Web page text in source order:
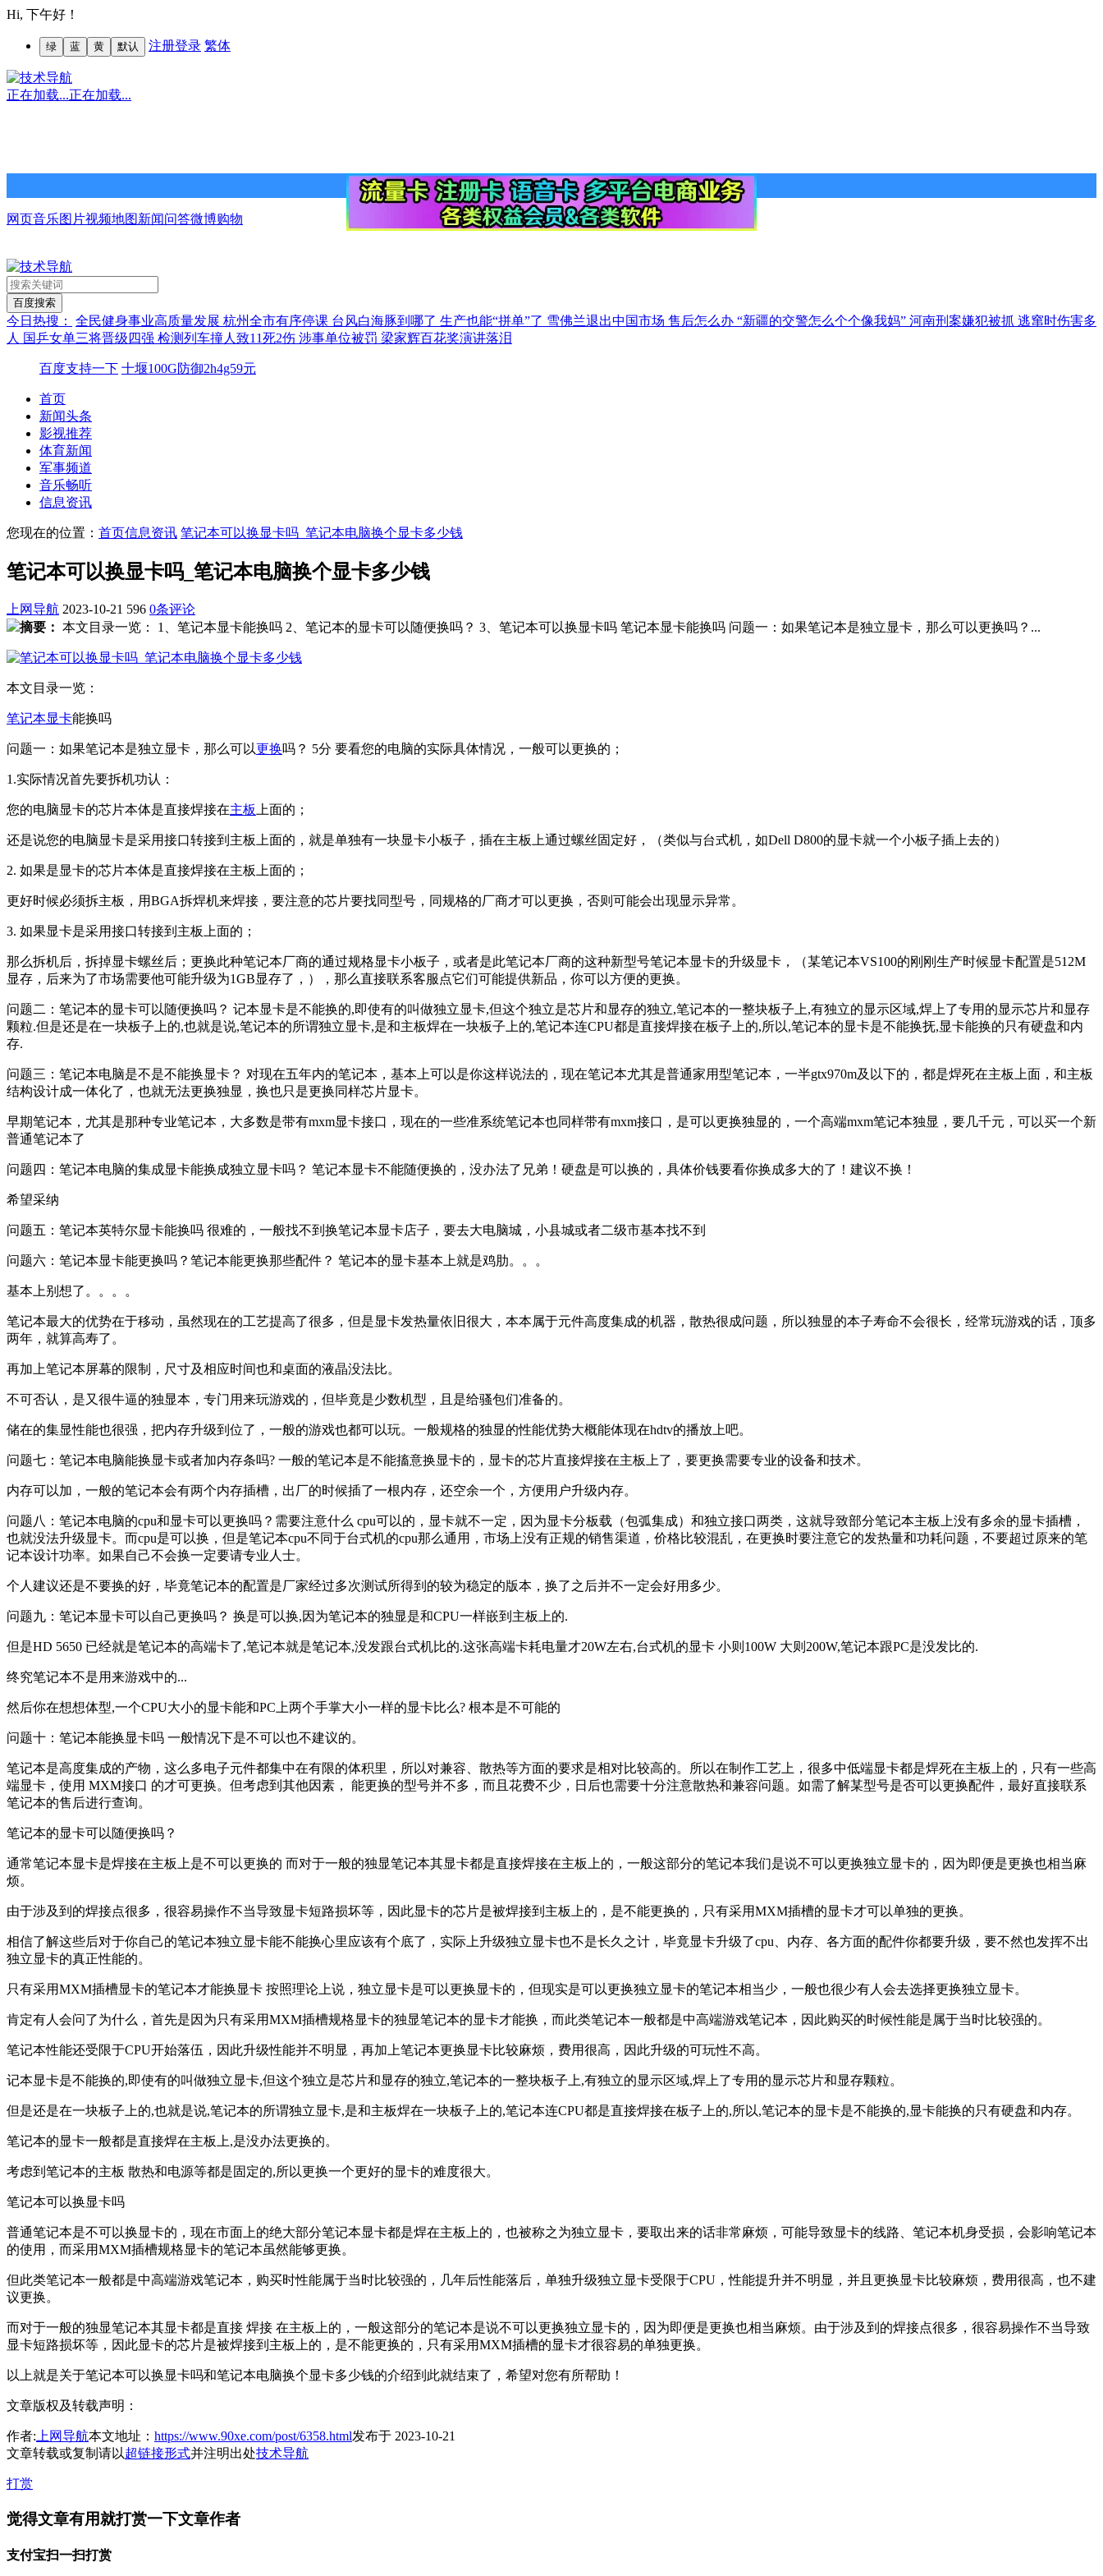
Hi, 下午好！
绿 蓝 黄 默认 注册登录 繁体
正在加载...正在加载...
网页音乐图片视频地图新闻问答微博购物
今日热搜： 全民健身事业高质量发展 杭州全市有序停课 台风白海豚到哪了 生产也能“拼单”了 雪佛兰退出中国市场 售后怎么办 “新疆的交警怎么个个像我妈” 河南刑案嫌犯被抓 逃窜时伤害多
人 国乒女单三将晋级四强 检测列车撞人致11死2伤 涉事单位被罚 梁家辉百花奖演讲落泪
百度支持一下 十堰100G防御2h4g59元
首页
新闻头条
影视推荐
体育新闻
军事频道
音乐畅听
信息资讯
您现在的位置： 首页信息资讯 笔记本可以换显卡吗_笔记本电脑换个显卡多少钱
笔记本可以换显卡吗_笔记本电脑换个显卡多少钱
上网导航 2023-10-21 596 0条评论
摘要： 本文目录一览： 1、笔记本显卡能换吗 2、笔记本的显卡可以随便换吗？ 3、笔记本可以换显卡吗 笔记本显卡能换吗 问题一：如果笔记本是独立显卡，那么可以更换吗？...
本文目录一览：
笔记本显卡能换吗
问题一：如果笔记本是独立显卡，那么可以更换吗？ 5分 要看您的电脑的实际具体情况，一般可以更换的；
1.实际情况首先要拆机功认：
您的电脑显卡的芯片本体是直接焊接在主板 上面的；
还是说您的电脑显卡是采用接口转接到主板上面的，就是单独有一块显卡小板子，插在主板上通过螺丝固定好，（类似与台式机，如Dell D800的显卡就一个小板子插上去的）
2. 如果是显卡的芯片本体是直接焊接在主板上面的；
更好时候必须拆主板，用BGA拆焊机来焊接，要注意的芯片要找同型号，同规格的厂商才可以更换，否则可能会出现显示异常。
3. 如果显卡是采用接口转接到主板上面的；
那么拆机后，拆掉显卡螺丝后；更换此种笔记本厂商的通过规格显卡小板子，或者是此笔记本厂商的这种新型号笔记本显卡的升级显卡，（某笔记本VS100的刚刚生产时候显卡配置是512M
显存，后来为了市场需要他可能升级为1GB显存了，），那么直接联系客服点它们可能提供新品，你可以方便的更换。
问题二：笔记本的显卡可以随便换吗？ 记本显卡是不能换的,即使有的叫做独立显卡,但这个独立是芯片和显存的独立,笔记本的一整块板子上,有独立的显示区域,焊上了专用的显示芯片和显存
颗粒.但是还是在一块板子上的,也就是说,笔记本的所谓独立显卡,是和主板焊在一块板子上的,笔记本连CPU都是直接焊接在板子上的,所以,笔记本的显卡是不能换抚,显卡能换的只有硬盘和内
存.
问题三：笔记本电脑是不是不能换显卡？ 对现在五年内的笔记本，基本上可以是你这样说法的，现在笔记本尤其是普通家用型笔记本，一半gtx970m及以下的，都是焊死在主板上面，和主板
结构设计成一体化了，也就无法更换独显，换也只是更换同样芯片显卡。
早期笔记本，尤其是那种专业笔记本，大多数是带有mxm显卡接口，现在的一些准系统笔记本也同样带有mxm接口，是可以更换独显的，一个高端mxm笔记本独显，要几千元，可以买一个新
普通笔记本了
问题四：笔记本电脑的集成显卡能换成独立显卡吗？ 笔记本显卡不能随便换的，没办法了兄弟！硬盘是可以换的，具体价钱要看你换成多大的了！建议不换！
希望采纳
问题五：笔记本英特尔显卡能换吗 很难的，一般找不到换笔记本显卡店子，要去大电脑城，小县城或者二级市基本找不到
问题六：笔记本显卡能更换吗？笔记本能更换那些配件？ 笔记本的显卡基本上就是鸡肋。。。
基本上别想了。。。。
笔记本最大的优势在于移动，虽然现在的工艺提高了很多，但是显卡发热量依旧很大，本本属于元件高度集成的机器，散热很成问题，所以独显的本子寿命不会很长，经常玩游戏的话，顶多
两年，就算高寿了。
再加上笔记本屏幕的限制，尺寸及相应时间也和桌面的液晶没法比。
不可否认，是又很牛逼的独显本，专门用来玩游戏的，但毕竟是少数机型，且是给骚包们准备的。
储在的集显性能也很强，把内存升级到位了，一般的游戏也都可以玩。一般规格的独显的性能优势大概能体现在hdtv的播放上吧。
问题七：笔记本电脑能换显卡或者加内存条吗? 一般的笔记本是不能搐意换显卡的，显卡的芯片直接焊接在主板上了，要更换需要专业的设备和技术。
内存可以加，一般的笔记本会有两个内存插槽，出厂的时候插了一根内存，还空余一个，方便用户升级内存。
问题八：笔记本电脑的cpu和显卡可以更换吗？需要注意什么 cpu可以的，显卡就不一定，因为显卡分板载（包弧集成）和独立接口两类，这就导致部分笔记本主板上没有多余的显卡插槽，
也就没法升级显卡。而cpu是可以换，但是笔记本cpu不同于台式机的cpu那么通用，市场上没有正规的销售渠道，价格比较混乱，在更换时要注意它的发热量和功耗问题，不要超过原来的笔
记本设计功率。如果自己不会换一定要请专业人士。
个人建议还是不要换的好，毕竟笔记本的配置是厂家经过多次测试所得到的较为稳定的版本，换了之后并不一定会好用多少。
问题九：笔记本显卡可以自己更换吗？ 换是可以换,因为笔记本的独显是和CPU一样嵌到主板上的.
但是HD 5650 已经就是笔记本的高端卡了,笔记本就是笔记本,没发跟台式机比的.这张高端卡耗电量才20W左右,台式机的显卡 小则100W 大则200W,笔记本跟PC是没发比的.
终究笔记本不是用来游戏中的...
然后你在想想体型,一个CPU大小的显卡能和PC上两个手掌大小一样的显卡比么? 根本是不可能的
问题十：笔记本能换显卡吗 一般情况下是不可以也不建议的。
笔记本是高度集成的产物，这么多电子元件都集中在有限的体积里，所以对兼容、散热等方面的要求是相对比较高的。所以在制作工艺上，很多中低端显卡都是焊死在主板上的，只有一些高
端显卡，使用 MXM接口 的才可更换。但考虑到其他因素， 能更换的型号并不多，而且花费不少，日后也需要十分注意散热和兼容问题。如需了解某型号是否可以更换配件，最好直接联系
笔记本的售后进行查询。
笔记本的显卡可以随便换吗？
通常笔记本显卡是焊接在主板上是不可以更换的 而对于一般的独显笔记本其显卡都是直接焊接在主板上的，一般这部分的笔记本我们是说不可以更换独立显卡的，因为即便是更换也相当麻
烦。
由于涉及到的焊接点很多，很容易操作不当导致显卡短路损坏等，因此显卡的芯片是被焊接到主板上的，是不能更换的，只有采用MXM插槽的显卡才可以单独的更换。
相信了解这些后对于你自己的笔记本独立显卡能不能换心里应该有个底了，实际上升级独立显卡也不是长久之计，毕竟显卡升级了cpu、内存、各方面的配件你都要升级，要不然也发挥不出
独立显卡的真正性能的。
只有采用MXM插槽显卡的笔记本才能换显卡 按照理论上说，独立显卡是可以更换显卡的，但现实是可以更换独立显卡的笔记本相当少，一般也很少有人会去选择更换独立显卡。
肯定有人会问了为什么，首先是因为只有采用MXM插槽规格显卡的独显笔记本的显卡才能换，而此类笔记本一般都是中高端游戏笔记本，因此购买的时候性能是属于当时比较强的。
笔记本性能还受限于CPU开始落伍，因此升级性能并不明显，再加上笔记本更换显卡比较麻烦，费用很高，因此升级的可玩性不高。
记本显卡是不能换的,即使有的叫做独立显卡,但这个独立是芯片和显存的独立,笔记本的一整块板子上,有独立的显示区域,焊上了专用的显示芯片和显存颗粒。
但是还是在一块板子上的,也就是说,笔记本的所谓独立显卡,是和主板焊在一块板子上的,笔记本连CPU都是直接焊接在板子上的,所以,笔记本的显卡是不能换的,显卡能换的只有硬盘和内存。
笔记本的显卡一般都是直接焊在主板上,是没办法更换的。
考虑到笔记本的主板 散热和电源等都是固定的,所以更换一个更好的显卡的难度很大。
笔记本可以换显卡吗
普通笔记本是不可以换显卡的，现在市面上的绝大部分笔记本显卡都是焊在主板上的，也被称之为独立显卡，要取出来的话非常麻烦，可能导致显卡的线路、笔记本机身受损，会影响笔记本
的使用，而采用MXM插槽规格显卡的笔记本虽然能够更换。
但此类笔记本一般都是中高端游戏笔记本，购买时性能属于当时比较强的，几年后性能落后，单独升级独立显卡受限于CPU，性能提升并不明显，并且更换显卡比较麻烦，费用很高，也不建
议更换。
而对于一般的独显笔记本其显卡都是直接 焊接 在主板上的，一般这部分的笔记本是说不可以更换独立显卡的，因为即便是更换也相当麻烦。由于涉及到的焊接点很多，很容易操作不当导致
显卡短路损坏等，因此显卡的芯片是被焊接到主板上的，是不能更换的，只有采用MXM插槽的显卡才很容易的单独更换。
以上就是关于笔记本可以换显卡吗和笔记本电脑换个显卡多少钱的介绍到此就结束了，希望对您有所帮助！
文章版权及转载声明：
作者: 上网导航本文地址： https://www.90xe.com/post/6358.html发布于 2023-10-21
文章转载或复制请以超链接形式并注明出处技术导航
打赏
觉得文章有用就打赏一下文章作者
支付宝扫一扫打赏